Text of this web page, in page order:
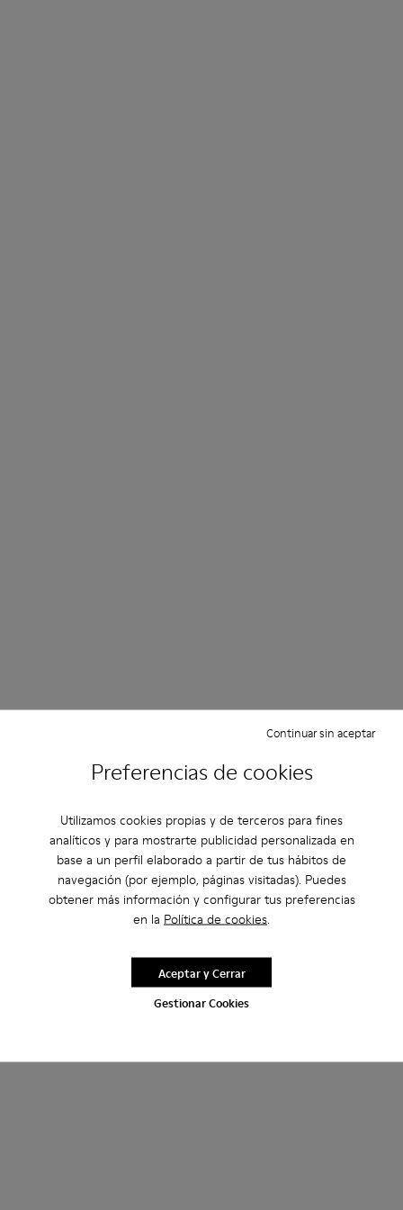
Preferencias de cookies
Utilizamos cookies propias y de terceros para fines
analíticos y para mostrarte publicidad personalizada en
base a un perfil elaborado a partir de tus hábitos de
navegación (por ejemplo, páginas visitadas). Puedes
obtener más información y configurar tus preferencias
en la Política de cookies.
Gestionar Cookies
Continuar sin aceptar
Aceptar y Cerrar